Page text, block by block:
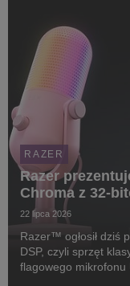
RAZER
Razer
Chroma z 32-
22 lipca 2026
Razer™ ogłosił dziś
DSP, czyli sprzęt
flagowego